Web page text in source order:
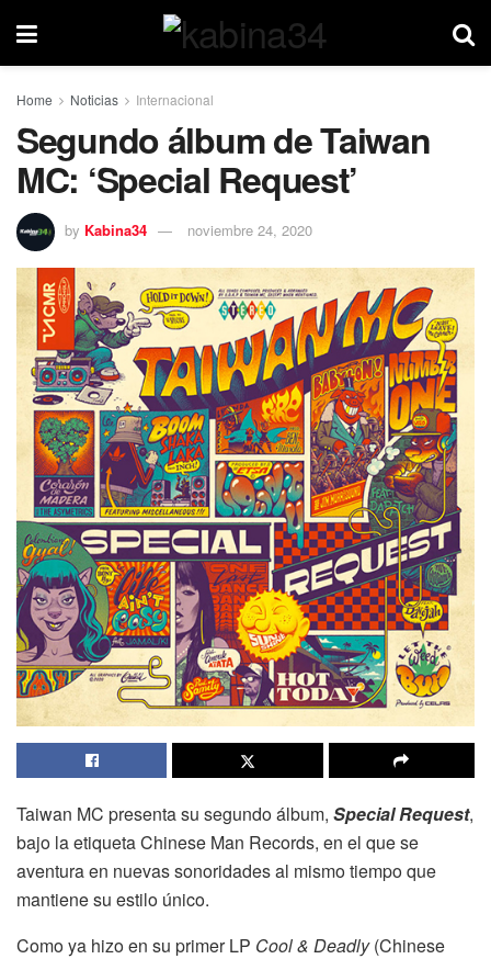
Home Noticias Internacional
Segundo álbum de Taiwan
MC: ‘Special Request’
by Kabina34 noviembre 24, 2020
Taiwan MC presenta su segundo álbum, Special Request,
bajo la etiqueta Chinese Man Records, en el que se
aventura en nuevas sonoridades al mismo tiempo que
mantiene su estilo único.
Como ya hizo en su primer LP Cool & Deadly(Chinese